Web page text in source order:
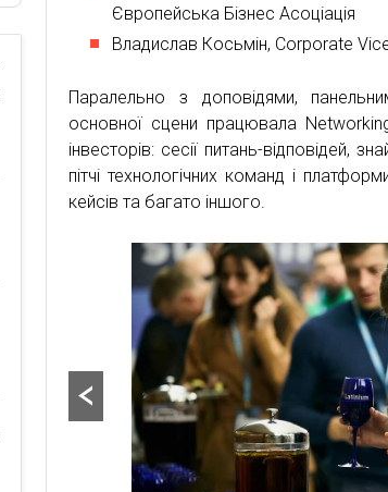
Європейська Бізнес Асоціація
Владислав Косьмін, Corporate
Паралельно з доповідями,
основної сцени працювала
інвесторів: сесії питань-відповідей,
пітчі технологічних команд і
кейсів та багато іншого.